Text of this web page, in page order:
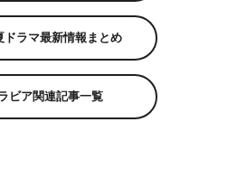
ドラマ最新情報まとめ
ビア関連記事一覧